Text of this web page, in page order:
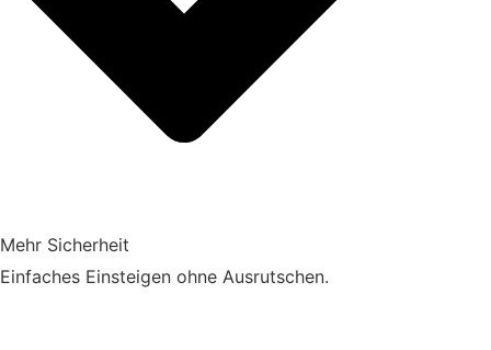
Mehr Sicherheit​
Einfaches Einsteigen ohne Ausrutschen.